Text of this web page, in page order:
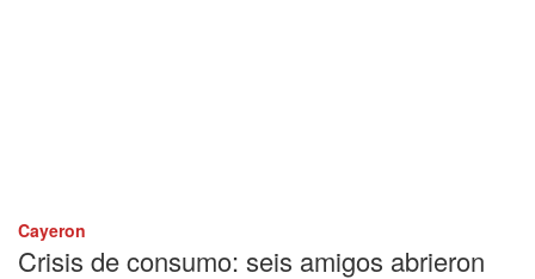
Cayeron
Crisis de consumo: seis amigos abrieron